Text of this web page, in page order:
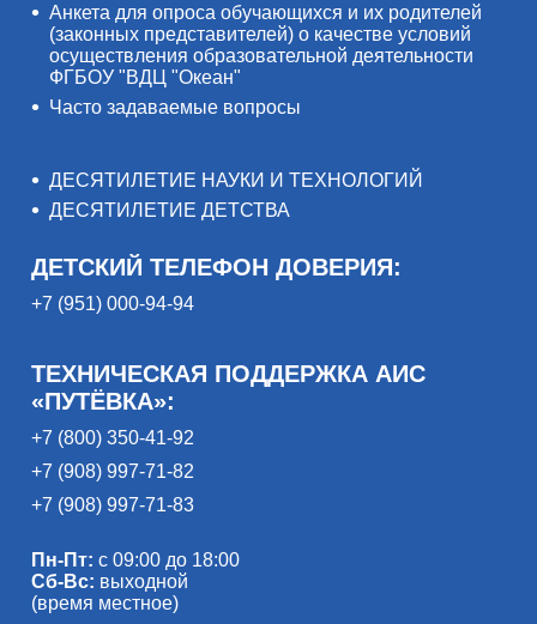
Анкета для опроса обучающихся и их родителей
(законных представителей) о качестве условий
осуществления образовательной деятельности
ФГБОУ "ВДЦ "Океан"
Часто задаваемые вопросы
ДЕСЯТИЛЕТИЕ НАУКИ И ТЕХНОЛОГИЙ
ДЕСЯТИЛЕТИЕ ДЕТСТВА
ДЕТСКИЙ ТЕЛЕФОН ДОВЕРИЯ:
+7 (951) 000-94-94
ТЕХНИЧЕСКАЯ ПОДДЕРЖКА АИС
«ПУТЁВКА»:
+7 (800) 350-41-92
+7 (908) 997-71-82
+7 (908) 997-71-83
Пн-Пт: с 09:00 до 18:00
Сб-Вс: выходной
(время местное)